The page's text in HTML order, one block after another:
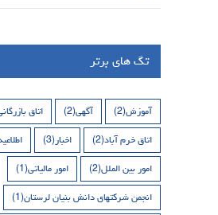
تگ های برتر
آموزش(2) آگهی(2) اتاق
اتاق خرم آباد(2) اخبار(3)
امور بین الملل(2) امور مالیاتی(1)
انجمن شرکتهای دانش بنیان لرستان(1)